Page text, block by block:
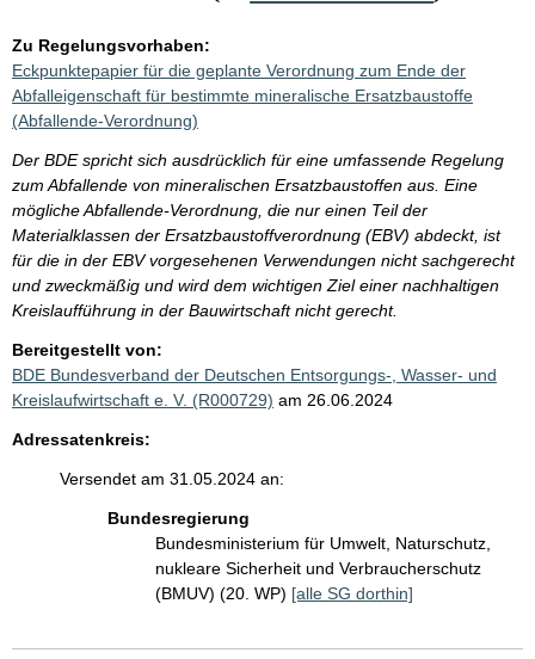
Zu Regelungsvorhaben:
Eckpunktepapier für die geplante Verordnung zum Ende der
Abfalleigenschaft für bestimmte mineralische Ersatzbaustoffe
(Abfallende-Verordnung)
Der BDE spricht sich ausdrücklich für eine umfassende Regelung
zum Abfallende von mineralischen Ersatzbaustoffen aus. Eine
mögliche Abfallende-Verordnung, die nur einen Teil der
Materialklassen der Ersatzbaustoffverordnung (EBV) abdeckt, ist
für die in der EBV vorgesehenen Verwendungen nicht sachgerecht
und zweckmäßig und wird dem wichtigen Ziel einer nachhaltigen
Kreislaufführung in der Bauwirtschaft nicht gerecht.
Bereitgestellt von:
BDE Bundesverband der Deutschen Entsorgungs-, Wasser- und
Kreislaufwirtschaft e. V. (R000729) am 26.06.2024
Adressatenkreis:
Versendet am 31.05.2024 an:
Bundesregierung
Bundesministerium für Umwelt, Naturschutz,
nukleare Sicherheit und Verbraucherschutz
(BMUV) (20. WP) [alle SG dorthin]